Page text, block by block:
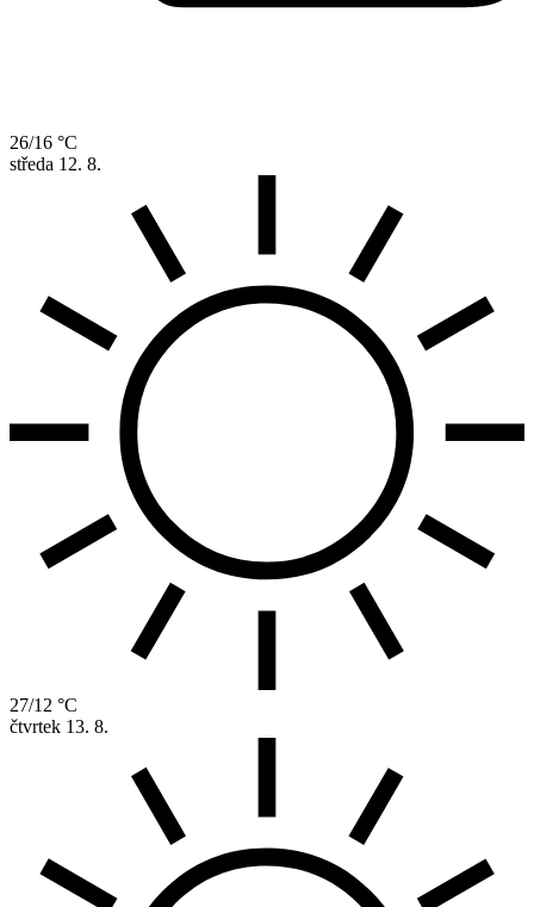
26/16 °C
středa 12. 8.
27/12 °C
čtvrtek 13. 8.